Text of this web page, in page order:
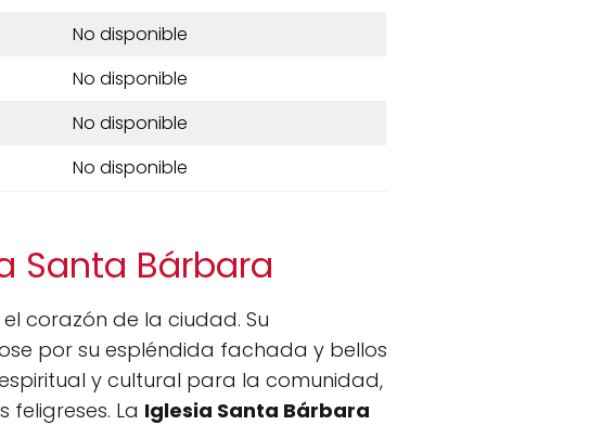
No disponible
No disponible
No disponible
No disponible
Santa Bárbara
corazón de la ciudad. Su
por su espléndida fachada y bellos
y cultural para la comunidad,
La Iglesia Santa Bárbara